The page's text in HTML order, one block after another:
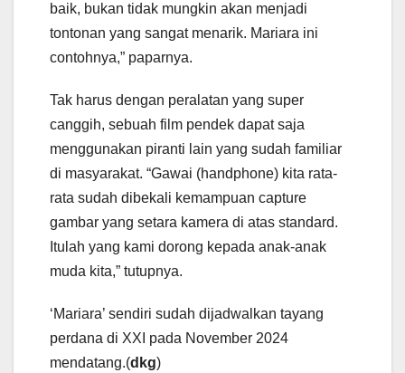
baik, bukan tidak mungkin akan menjadi
tontonan yang sangat menarik. Mariara ini
contohnya,” paparnya.
Tak harus dengan peralatan yang super
canggih, sebuah film pendek dapat saja
menggunakan piranti lain yang sudah familiar
di masyarakat. “Gawai (handphone) kita rata-
rata sudah dibekali kemampuan capture
gambar yang setara kamera di atas standard.
Itulah yang kami dorong kepada anak-anak
muda kita,” tutupnya.
‘Mariara’ sendiri sudah dijadwalkan tayang
perdana di XXI pada November 2024
mendatang.(dkg)